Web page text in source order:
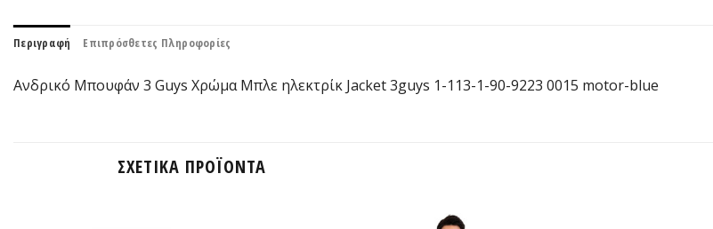
Περιγραφή Επιπρόσθετες Πληροφορίες
Ανδρικό Μπουφάν 3 Guys Χρώμα Μπλε ηλεκτρίκ Jacket 3guys 1-113-1-90-9223 0015 motor-blue
ΣΧΕΤΙΚΆ ΠΡΟΪΌΝΤΑ